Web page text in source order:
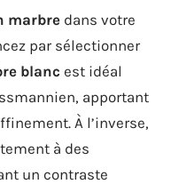
marbre dans votre
par sélectionner
blanc est idéal
apportant
À l’inverse,
à des
un contraste